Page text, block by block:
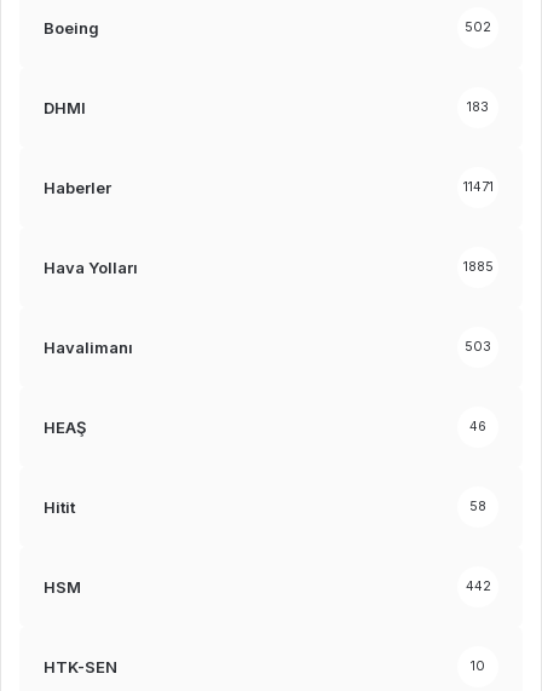
Boeing 502
DHMI 183
Haberler 11471
Hava Yolları 1885
Havalimanı 503
HEAŞ 46
Hitit 58
HSM 442
HTK-SEN 10